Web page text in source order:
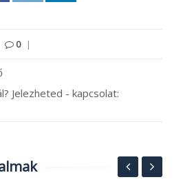
0 |
Jelezheted - kapcsolat: